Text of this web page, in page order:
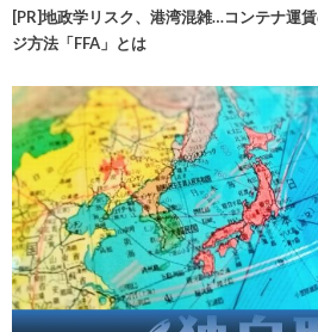
[PR]地政学リスク、港湾混雑…コンテナ運
ジ方法「FFA」とは